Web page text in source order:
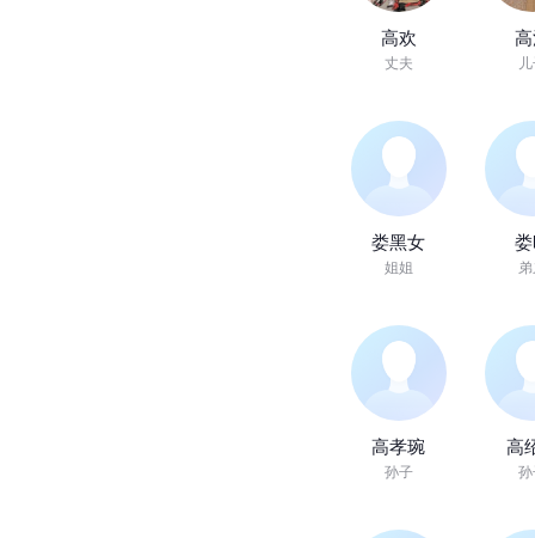
高欢
丈夫
娄黑女
姐姐
高孝琬
孙子
高